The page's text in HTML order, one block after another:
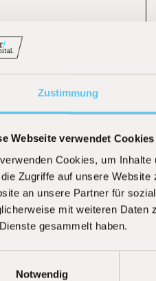
Zustimmung
Webseite verwendet Cookies
Cookies, um
die Zugriffe auf unsere
an unsere Partner für
mit weiteren Daten
gesammelt haben.
Notwendig
Crypto